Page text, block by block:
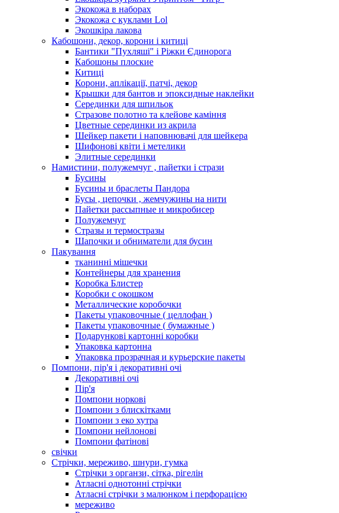
Экокожа в наборах
Экокожа с куклами Lol
Экошкiра лакова
Кабошони, декор, корони і китиці
Бантики "Пухляші" і Ріжки Єдинорога
Кабошоны плоские
Китиці
Корони, аплікації, патчі, декор
Крышки для бантов и эпоксидные наклейки
Серединки для шпильок
Стразове полотно та клейове каміння
Цветные серединки из акрила
Шейкер пакети і наповнювачі для шейкера
Шифонові квіти і метелики
Элитные серединки
Намистини, полужемчуг , пайетки і стрази
Бусины
Бусины и браслеты Пандора
Бусы , цепочки , жемчужины на нити
Пайетки рассыпные и микробисер
Полужемчуг
Стразы и термостразы
Шапочки и обниматели для бусин
Пакування
тканинні мішечки
Контейнеры для хранения
Коробка Блистер
Коробки с окошком
Металлические коробочки
Пакеты упаковочные ( целлофан )
Пакеты упаковочные ( бумажные )
Подарункові картонні коробки
Упаковка картонна
Упаковка прозрачная и курьерские пакеты
Помпони, пір'я і декоративні очі
Декоративні очі
Пір'я
Помпони норкові
Помпони з блискітками
Помпони з еко хутра
Помпони нейлонові
Помпони фатінові
свічки
Стрічки, мереживо, шнури, гумка
Стрічки з органзи, сітка, рігелін
Атласні однотонні стрічки
Атласні стрічки з малюнком і перфорацією
мереживо